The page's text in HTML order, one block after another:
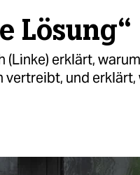
Lösung“
erklärt,
und erklärt,